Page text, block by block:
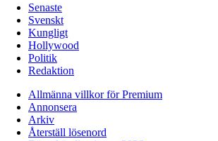
Senaste
Svenskt
Kungligt
Hollywood
Politik
Redaktion
Allmänna villkor för Premium
Annonsera
Arkiv
Återställ lösenord